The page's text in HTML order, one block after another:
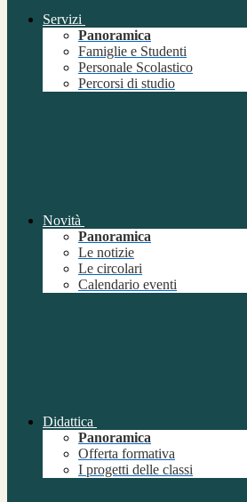
Servizi
Panoramica
Famiglie e Studenti
Personale Scolastico
Percorsi di studio
Novità
Panoramica
Le notizie
Le circolari
Calendario eventi
Didattica
Panoramica
Offerta formativa
I progetti delle classi